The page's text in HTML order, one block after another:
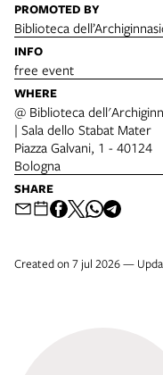
PROMOTED BY
Biblioteca
INFO
free event
WHERE
@ Biblioteca
| Sala dello Stabat Mater
Piazza Galvani, 1 - 40124
Bologna
SHARE
Created on 7 jul 2026 —